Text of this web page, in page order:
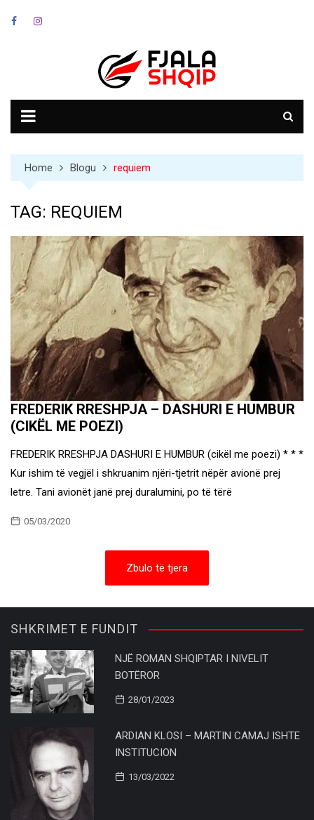
Home Blogu requiem
TAG: REQUIEM
FREDERIK RRESHPJA – DASHURI E HUMBUR
(CIKËL ME POEZI)
FREDERIK RRESHPJA DASHURI E HUMBUR (cikël me poezi) * * *
Kur ishim të vegjël i shkruanim njëri-tjetrit nëpër avionë prej
letre. Tani avionët janë prej duralumini, po të tërë
05/03/2020
Zbulo të tjera
SHKRIMET E FUNDIT
NJË ROMAN SHQIPTAR I NIVELIT
BOTËROR
28/01/2023
ARDIAN KLOSI – MARTIN CAMAJ ISHTE
INSTITUCION
13/03/2022